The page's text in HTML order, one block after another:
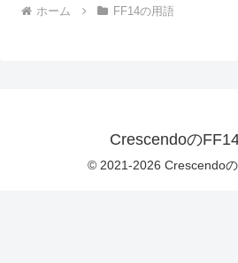
ホーム FF14の用語
Crescendoの
© 2021-2026 Crescendo